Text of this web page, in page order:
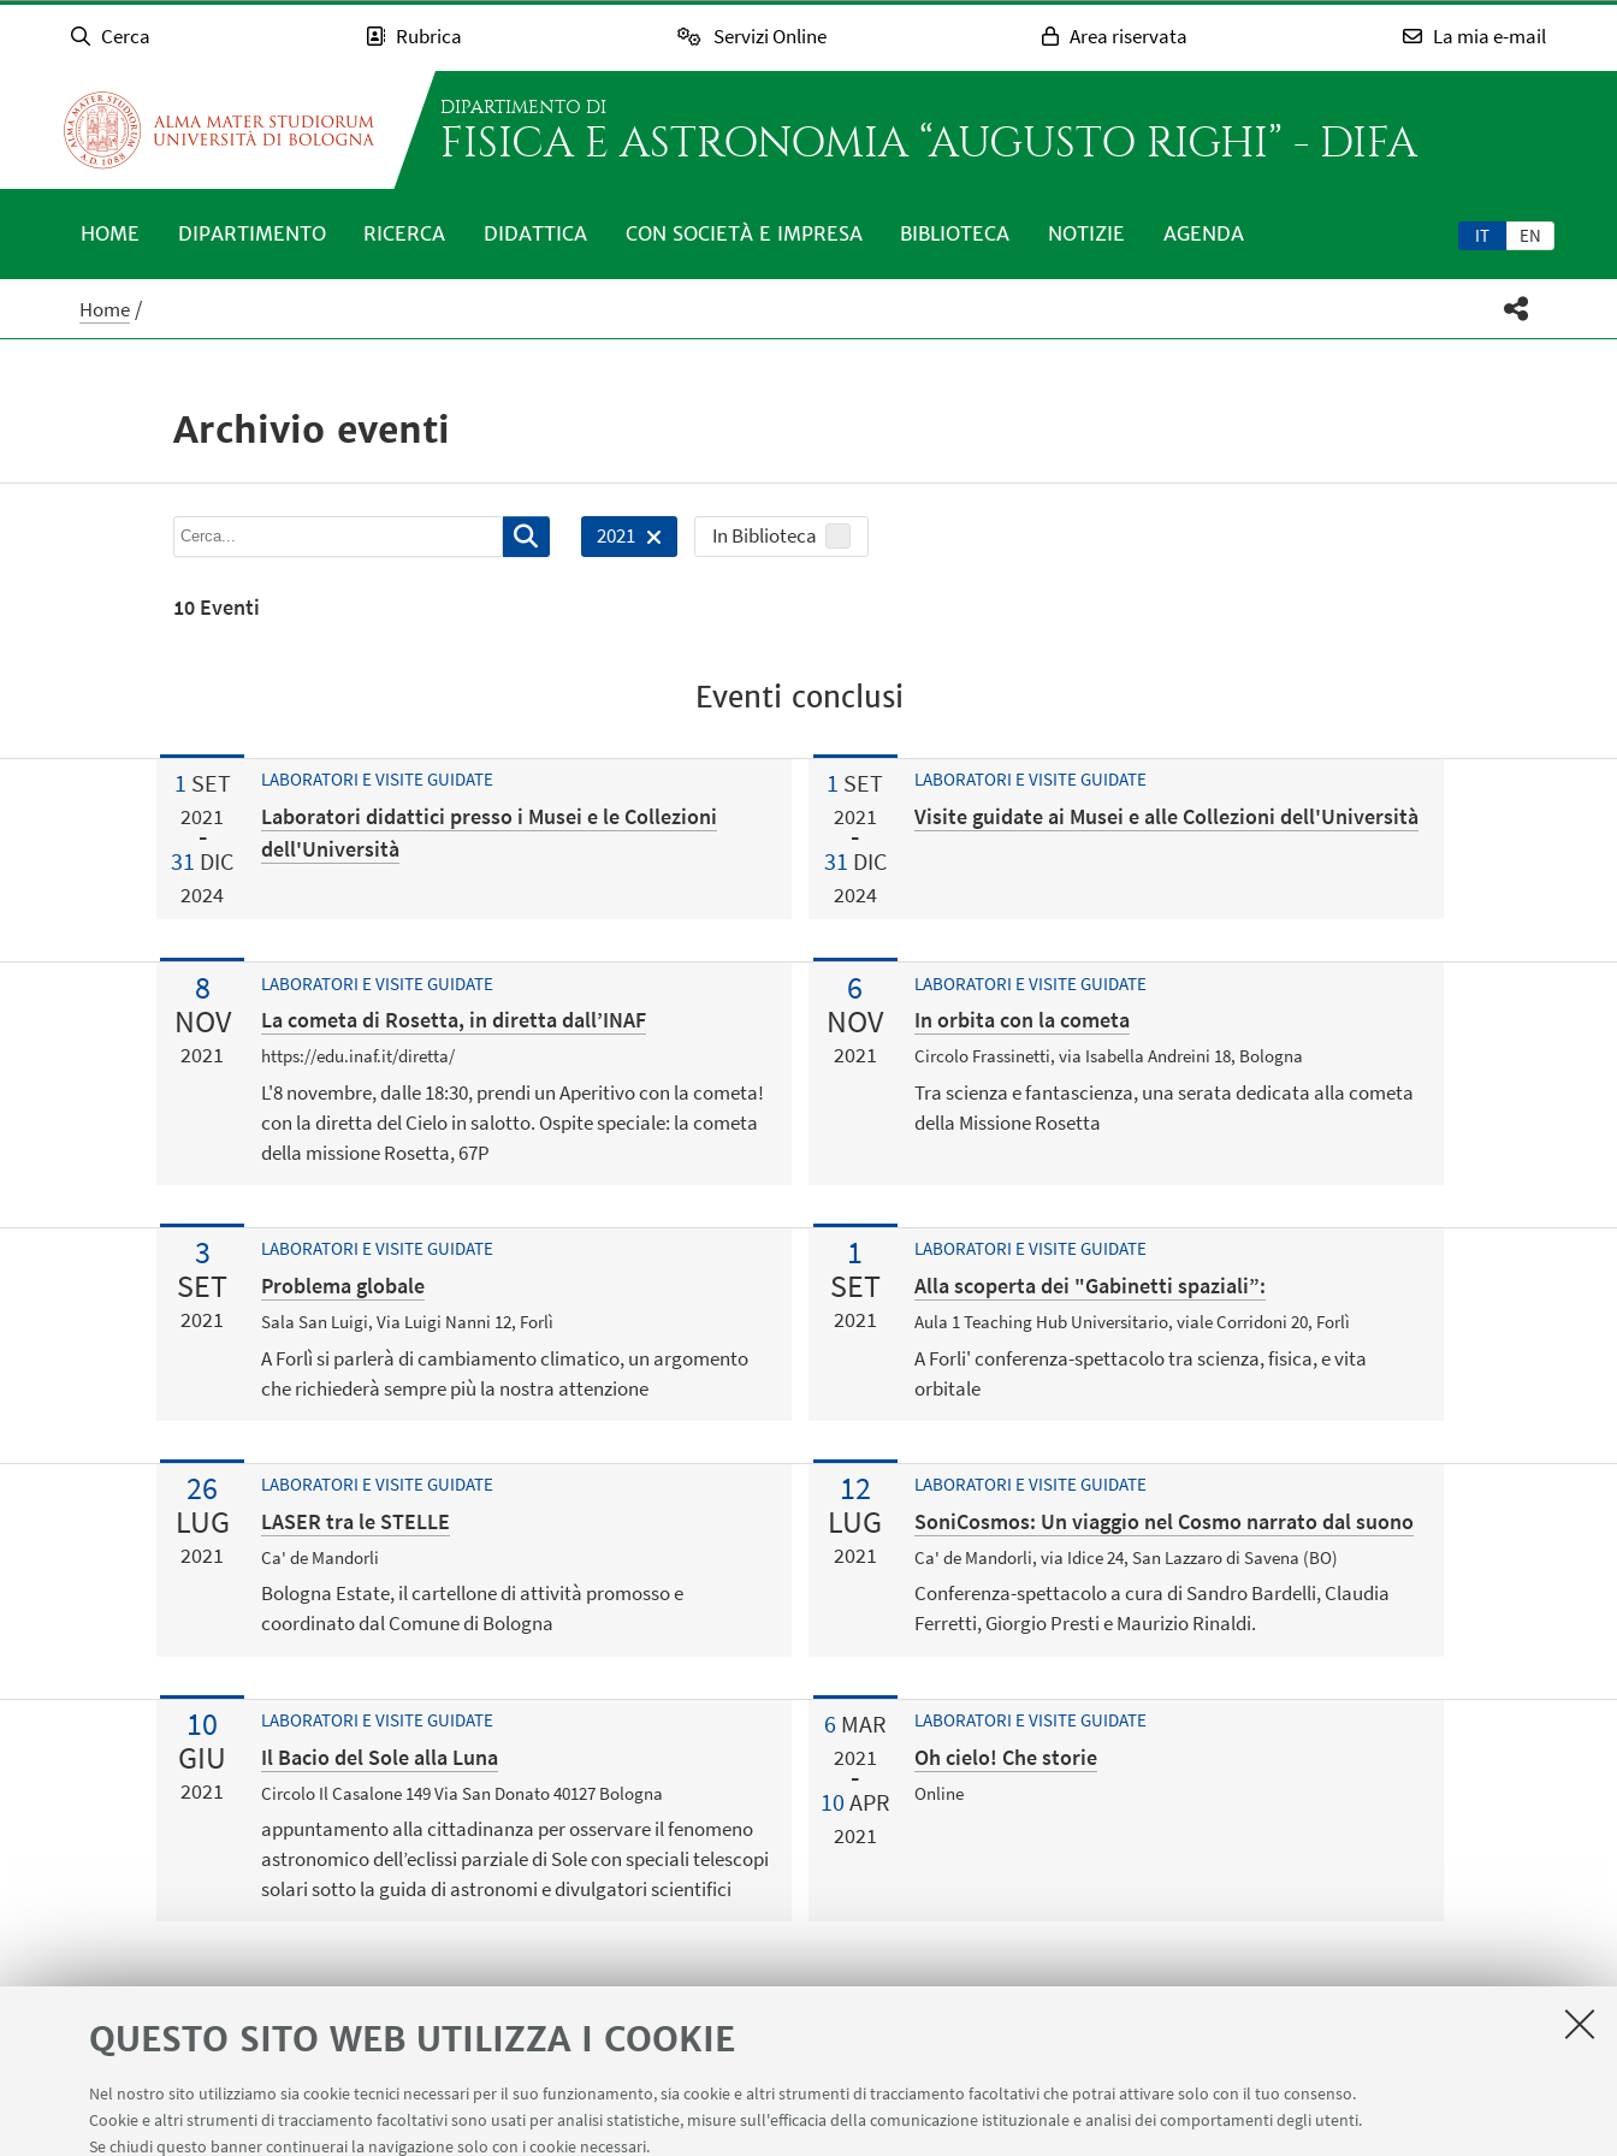
QUESTO SITO WEB UTILIZZA I COOKIE
Nel nostro sito utilizziamo sia cookie tecnici necessari per il suo funzionamento, sia cookie e altri strumenti di tracciamento facoltativi che potrai attivare solo con il tuo consenso.
Cookie e altri strumenti di tracciamento facoltativi sono usati per analisi statistiche, misure sull'efficacia della comunicazione istituzionale e analisi dei comportamenti degli utenti.
Se chiudi questo banner continuerai la navigazione solo con i cookie necessari.
Cerca Rubrica Servizi Online Area riservata La mia e-mail
DIPARTIMENTO DI
FISICA E ASTRONOMIA “AUGUSTO RIGHI” - DIFA
IT EN
HOME DIPARTIMENTO RICERCA DIDATTICA CON SOCIETÀ E IMPRESA BIBLIOTECA NOTIZIE AGENDA
Home
Archivio eventi
2021 In Biblioteca
10 Eventi
Eventi conclusi
1 SET
2021
31 DIC
2024
LABORATORI E VISITE GUIDATE
Laboratori didattici presso i Musei e le Collezioni
dell'Università
1 SET
2021
31 DIC
2024
LABORATORI E VISITE GUIDATE
Visite guidate ai Musei e alle Collezioni dell'Università
8
NOV
2021
LABORATORI E VISITE GUIDATE
La cometa di Rosetta, in diretta dall’INAF
https://edu.inaf.it/diretta/
L'8 novembre, dalle 18:30, prendi un Aperitivo con la cometa!
con la diretta del Cielo in salotto. Ospite speciale: la cometa
della missione Rosetta, 67P
6
NOV
2021
LABORATORI E VISITE GUIDATE
In orbita con la cometa
Circolo Frassinetti, via Isabella Andreini 18, Bologna
Tra scienza e fantascienza, una serata dedicata alla cometa
della Missione Rosetta
3
SET
2021
LABORATORI E VISITE GUIDATE
Problema globale
Sala San Luigi, Via Luigi Nanni 12, Forlì
A Forlì si parlerà di cambiamento climatico, un argomento
che richiederà sempre più la nostra attenzione
1
SET
2021
LABORATORI E VISITE GUIDATE
Alla scoperta dei "Gabinetti spaziali”:
Aula 1 Teaching Hub Universitario, viale Corridoni 20, Forlì
A Forli' conferenza-spettacolo tra scienza, fisica, e vita
orbitale
26
LUG
2021
LABORATORI E VISITE GUIDATE
LASER tra le STELLE
Ca' de Mandorli
Bologna Estate, il cartellone di attività promosso e
coordinato dal Comune di Bologna
12
LUG
2021
LABORATORI E VISITE GUIDATE
SoniCosmos: Un viaggio nel Cosmo narrato dal suono
Ca' de Mandorli, via Idice 24, San Lazzaro di Savena (BO)
Conferenza-spettacolo a cura di Sandro Bardelli, Claudia
Ferretti, Giorgio Presti e Maurizio Rinaldi.
10
GIU
2021
LABORATORI E VISITE GUIDATE
Il Bacio del Sole alla Luna
Circolo Il Casalone 149 Via San Donato 40127 Bologna
appuntamento alla cittadinanza per osservare il fenomeno
astronomico dell’eclissi parziale di Sole con speciali telescopi
solari sotto la guida di astronomi e divulgatori scientifici
6 MAR
2021
10 APR
2021
LABORATORI E VISITE GUIDATE
Oh cielo! Che storie
Online
LINK UTILI Apps Area Riservata Schermi Infopoint Prenotazione Sale Carta dei Servizi